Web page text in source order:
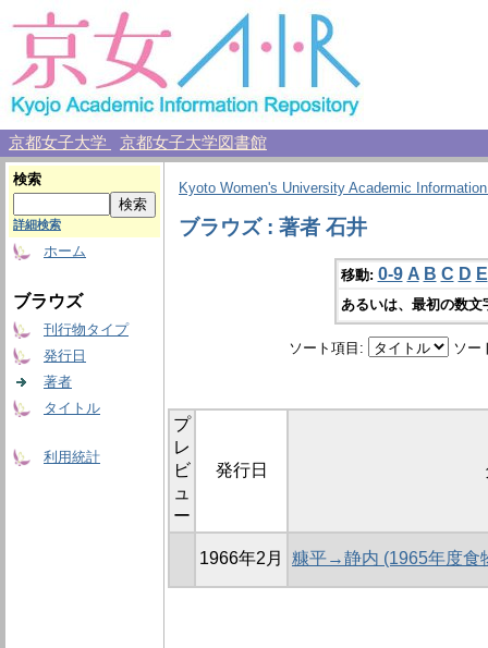
京都女子大学 京都女子大学図書館
検索
詳細検索
ホーム
ブラウズ
刊行物タイプ
発行日
著者
タイトル
利用統計
Kyoto Women's University Academic
ブラウズ : 著者 石井
移動: 0-9 A B C D E
あるいは、最初の数
ソート項目: ソー
プ
レ
ビ
ュ
ー
発行日
1966年2月 糠平→静内 (1965年度食